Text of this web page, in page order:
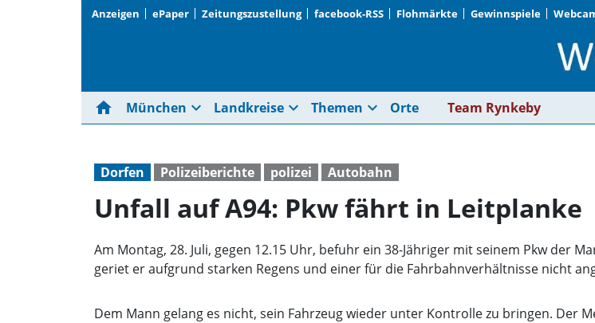
Anzeigen ePaper Zeitungszustellung facebook-RSS Flohmärkte Gewinnspiele
Unfall auf
home München expand_more Landkreise expand_more Themen expand_more Orte Team Rynkeby
Dorfen Polizeiberichte polizei Autobahn
Unfall auf A94: Pkw fährt in Leitplanke
Am Montag, 28. Juli, gegen 12.15 Uhr, befuhr ein 38-Jähriger mit seinem Pkw der
geriet er aufgrund starken Regens und einer für die Fahrbahnverhältnisse nicht
Dem Mann gelang es nicht, sein Fahrzeug wieder unter Kontrolle zu bringen. Der